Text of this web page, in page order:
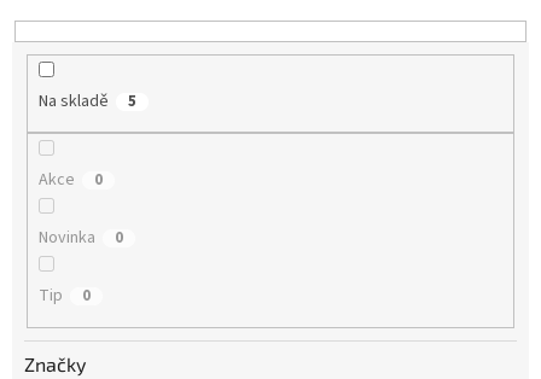
u
Na skladě 5
Akce 0
Novinka 0
Tip 0
Značky